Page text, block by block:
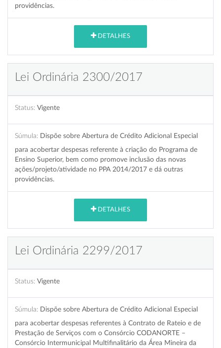
providências.
DETALHES
Lei Ordinária 2300/2017
Status: Vigente
Súmula: Dispõe sobre Abertura de Crédito Adicional Especial
para acobertar despesas referente à criação do Programa de
Ensino Superior, bem como promove inclusão das novas
ações/projeto/atividade no PPA 2014/2017 e dá outras
providências.
DETALHES
Lei Ordinária 2299/2017
Status: Vigente
Súmula: Dispõe sobre Abertura de Crédito Adicional Especial
para acobertar despesas referentes à Contrato de Rateio e de
Prestação de Serviços com o Consórcio CODANORTE –
Consórcio Intermunicipal Multifinalitário da Área Mineira da